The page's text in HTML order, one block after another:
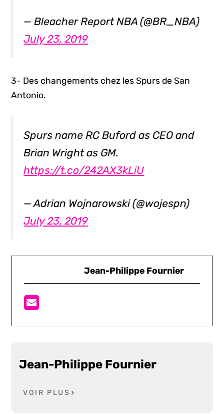
— Bleacher Report NBA (@BR_NBA)
July 23, 2019
3- Des changements chez les Spurs de San
Antonio.
Spurs name RC Buford as CEO and
Brian Wright as GM.
https://t.co/242AX3kLiU
— Adrian Wojnarowski (@wojespn)
July 23, 2019
Jean-Philippe Fournier
Jean-Philippe Fournier
VOIR PLUS